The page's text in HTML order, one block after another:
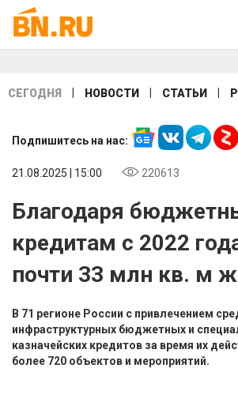
СЕГОДНЯ НОВОСТИ СТАТЬИ
Подпишитесь на нас:
21.08.2025 | 15:00 220613
Благодаря
кредитам с 2022
почти 33 млн кв. м
В 71 регионе России с привлечением
инфраструктурных бюджетных и
казначейских кредитов за время их
более 720 объектов и мероприятий.